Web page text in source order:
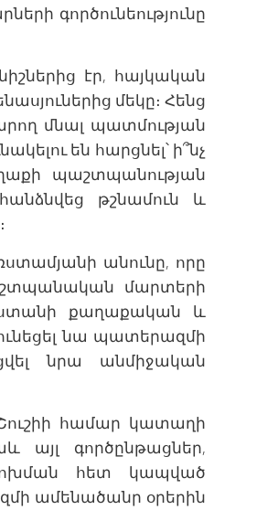
գործունեությունը
էր, հայկական
մեկը։ Հենց
մնալ պատմության
են հարցնել՝ ի՞նչ
պաշտպանության
թշնամուն և
անունը, որը
մարտերի
քաղաքական և
նա պատերազմի
նրա անմիջական
համար կատաղի
այլ գործընթացներ,
հետ կապված
ամենածանր օրերին